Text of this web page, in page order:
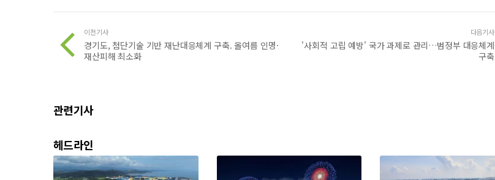
이전기사
경기도, 첨단기술 기반 재난대응체계 구축. 올여름 인명·
재산피해 최소화
다음기사
'사회적 고립 예방' 국가 과제로 관리…범정부 대응체계
구축
관련기사
헤드라인